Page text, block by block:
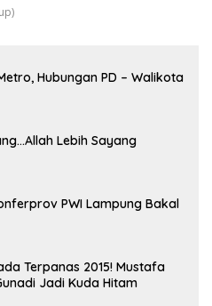
Hubungan PD – Walikota
Lebih Sayang
PWI Lampung Bakal
Terpanas 2015! Mustafa
Jadi Kuda Hitam